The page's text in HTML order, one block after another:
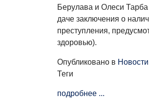
Берулава и Олеси
даче заключения о
преступления,
здоровью).
Опубликовано в Новости
Теги
подробнее ...